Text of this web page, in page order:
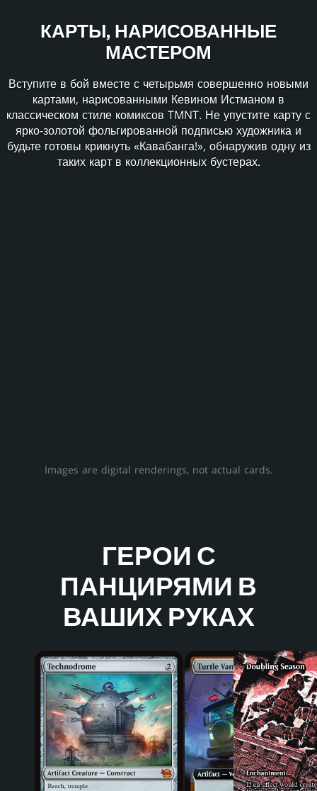
КАРТЫ, НАРИСОВАННЫЕ
МАСТЕРОМ
Вступите в бой вместе с четырьмя совершенно новыми
картами, нарисованными Кевином Истманом в
классическом стиле комиксов TMNT. Не упустите карту с
ярко-золотой фольгированной подписью художника и
будьте готовы крикнуть «Кавабанга!», обнаружив одну из
таких карт в коллекционных бустерах.
Images are digital renderings, not actual cards.
ГЕРОИ С
ПАНЦИРЯМИ В
ВАШИХ РУКАХ